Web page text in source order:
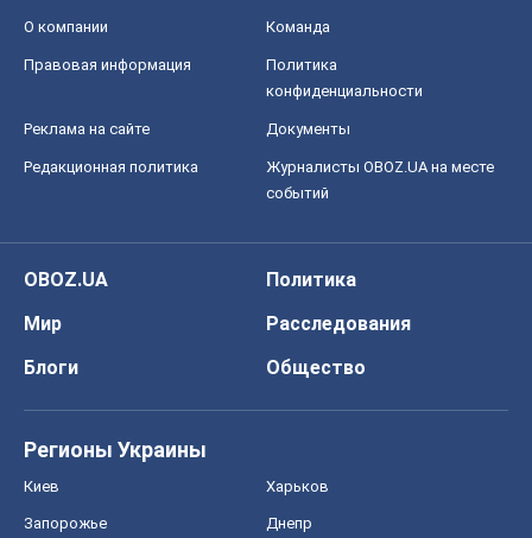
О компании Команда
Правовая информация
Политика
конфиденциальности
Реклама на сайте Документы
Редакционная политика
Журналисты OBOZ.UA на месте
событий
OBOZ.UA
Политика
Мир
Расследования
Блоги
Общество
Регионы Украины
Киев Харьков
Запорожье Днепр